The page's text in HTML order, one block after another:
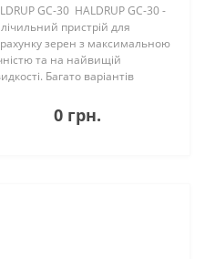
GC-30 HALDRUP GC-30 -
пристрій для
зерен з максимальною
та на найвищій
Багато варіантів
використовувати
як невеликого розміру,
0 грн.